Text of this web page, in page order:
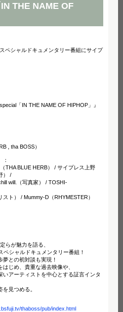
THE NAME OF
ペシャルドキュメンタリー番組にサイプ
「IN THE NAME OF HIPHOP」』
, tha BOSS）
THA BLUE HERB） / サイプレス上野
） /
will.（写真家） / TOSHI-
ト） / Mummy-D（RHYMESTER）
らが魅力を語る、
ペシャルドキュメンタリー番組！
との初対談も実現！
じめ、貴重な過去映像や、
いアーティストを中心とする証言インタ
見つめる。
thaboss/pub/index.html